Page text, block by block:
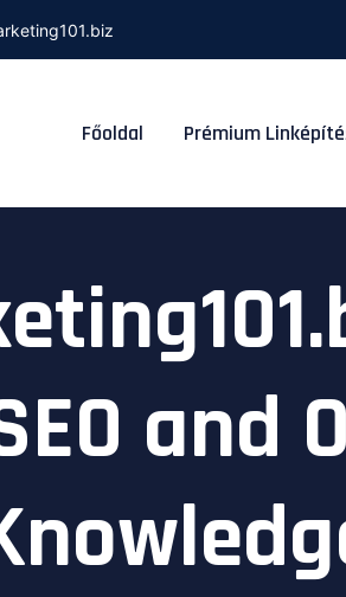
Főoldal Prémium
and